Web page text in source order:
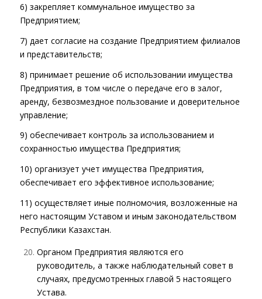
6) закрепляет коммунальное имущество за
Предприятием;
7) дает согласие на создание Предприятием филиалов
и представительств;
8) принимает решение об использовании имущества
Предприятия, в том числе о передаче его в залог,
аренду, безвозмездное пользование и доверительное
управление;
9) обеспечивает контроль за использованием и
сохранностью имущества Предприятия;
10) организует учет имущества Предприятия,
обеспечивает его эффективное использование;
11) осуществляет иные полномочия, возложенные на
него настоящим Уставом и иным законодательством
Республики Казахстан.
Органом Предприятия являются его
руководитель, а также наблюдательный совет в
случаях, предусмотренных главой 5 настоящего
Устава.